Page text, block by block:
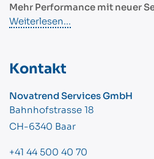
Mehr Performance mit neuer
Weiterlesen...
Kontakt
Novatrend Services GmbH
Bahnhofstrasse 18
CH-6340 Baar
+41 44 500 40 70